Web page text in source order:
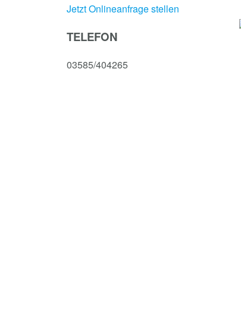
Jetzt Onlineanfrage stellen
TELEFON
03585/404265